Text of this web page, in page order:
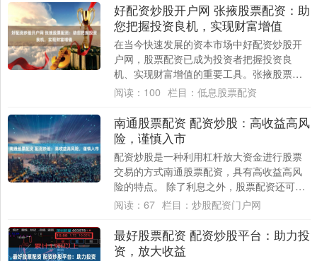
好配资炒股开户网 张掖股票配资：助
您把握投资良机，实现财富增值
在当今快速发展的资本市场中好配资炒股开
户网，股票配资已成为投资者把握投资良
机、实现财富增值的重要工具。张掖股票配
资凭借其专业服务和灵活的融资方案，为投
阅读： 100 栏目： 低息股票配资
南通股票配资 配资炒股：高收益高风
险，谨慎入市
配资炒股是一种利用杠杆放大资金进行股票
交易的方式南通股票配资，具有高收益高风
险的特点。 除了利息之外，股票配资还可能
产生其他费用，如手续费、管理费和风控费
阅读： 67 栏目： 炒股配资门户网
最好股票配资 配资炒股平台：助力投
资，放大收益